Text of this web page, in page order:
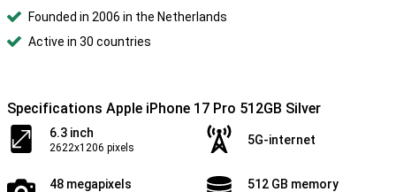
Founded in 2006 in the Netherlands
Active in 30 countries
Specifications Apple iPhone 17 Pro 512GB Silver
6.3 inch
2622x1206 pixels
5G-internet
48 megapixels 512 GB memory